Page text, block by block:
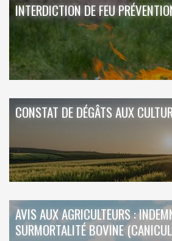
INTERDICTION DE FEU
CONSTAT DE DÉGÂTS AUX
AVIS AUX AGRICULTEURS :
SURMORTALITÉ BOVINE